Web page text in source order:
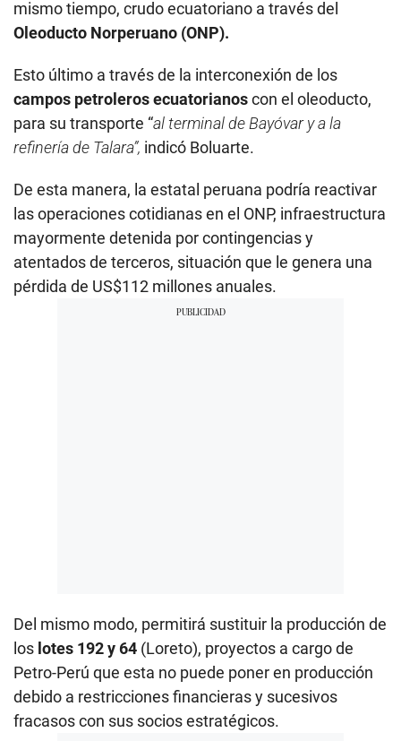
mismo tiempo, crudo ecuatoriano a través del
Oleoducto Norperuano (ONP).
Esto último a través de la interconexión de los
campos petroleros ecuatorianoscon el oleoducto,
para su transporte “al terminal de Bayóvar y a la
refinería de Talara”, indicó Boluarte.
De esta manera, la estatal peruana podría reactivar
las operaciones cotidianas en el ONP, infraestructura
mayormente detenida por contingencias y
atentados de terceros, situación que le genera una
pérdida de US$112 millones anuales.
Del mismo modo, permitirá sustituir la producción de
los lotes 192 y 64 (Loreto), proyectos a cargo de
Petro-Perú que esta no puede poner en producción
debido a restricciones financieras y sucesivos
fracasos con sus socios estratégicos.